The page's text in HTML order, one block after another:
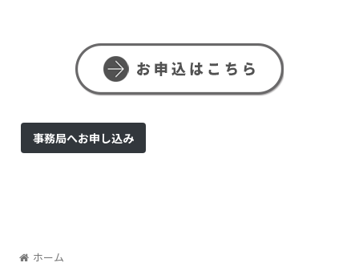
事務局へお申し込み
ホーム